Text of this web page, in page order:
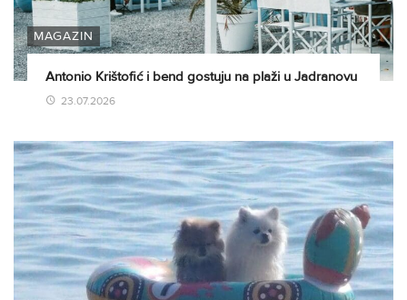
MAGAZIN
Antonio Krištofić i bend gostuju na plaži u Jadranovu
23.07.2026